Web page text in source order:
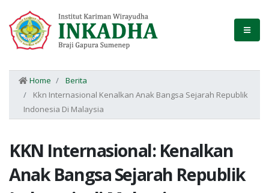
Home
Berita
Kkn Internasional Kenalkan Anak Bangsa Sejarah Republik
Indonesia Di Malaysia
KKN Internasional: Kenalkan
Anak Bangsa Sejarah Republik